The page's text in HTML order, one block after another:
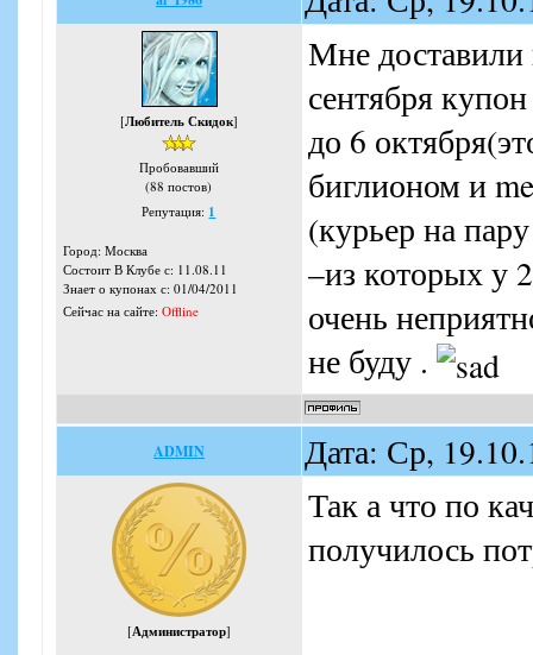
[Любитель Скидок]
Пробовавший
(88 постов)
Репутация: 1
Город: Москва
Состоит В Клубе с: 11.08.11
Знает о купонах с: 01/04/2011
Сейчас на сайте: Offline
Мне доставили
сентября
до 6
биглионом и
(курьер на
–из которых у
очень
не буду .
ADMIN Дата: Ср,
[Администратор]
Так а что по
получилось